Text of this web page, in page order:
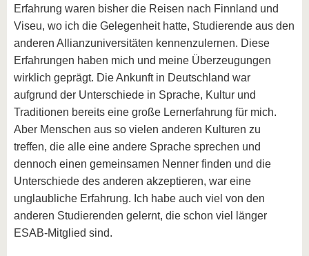
Erfahrung waren bisher die Reisen nach Finnland und
Viseu, wo ich die Gelegenheit hatte, Studierende aus den
anderen Allianzuniversitäten kennenzulernen. Diese
Erfahrungen haben mich und meine Überzeugungen
wirklich geprägt. Die Ankunft in Deutschland war
aufgrund der Unterschiede in Sprache, Kultur und
Traditionen bereits eine große Lernerfahrung für mich.
Aber Menschen aus so vielen anderen Kulturen zu
treffen, die alle eine andere Sprache sprechen und
dennoch einen gemeinsamen Nenner finden und die
Unterschiede des anderen akzeptieren, war eine
unglaubliche Erfahrung. Ich habe auch viel von den
anderen Studierenden gelernt, die schon viel länger
ESAB-Mitglied sind.